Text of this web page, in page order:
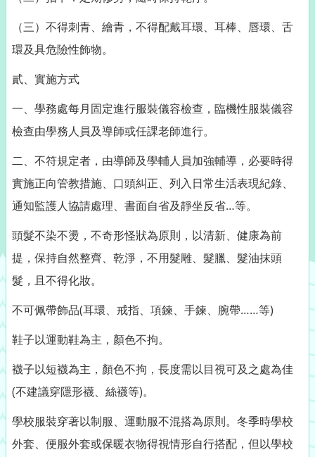
（三）不得刺青、繪青，不得配戴耳環、耳棒、唇環、舌
環及具危險性飾物。
貳、實施方式
一、學務處每月固定進行服裝儀容檢查，臨機性服裝儀容
檢查由學務人員及導師或任課老師進行。
二、不符規定者，由導師及學輔人員加強輔導，必要時得
實施正向管教措施、口頭糾正、列入日常生活表現紀錄、
通知監護人協請處理、書面自省及靜坐反省…等。
頭髮不染不燙，不奇形怪狀為原則，以清新、健康為前
提，保持自然整齊、乾淨，不用髮雕、髮臘、髮油抹頭
髮，且不得化妝。
不可佩帶飾品(耳環、戒指、項鍊、手鍊、腕帶……等)
鞋子以運動鞋為主，顏色不拘。
襪子以短襪為主，顏色不拘，長度需以目視可及之處為佳
(不建議穿隱形襪、絲襪等)。
學校服裝穿著以制服、運動服不混搭為原則。冬季時學校
外套、便服外套或保暖衣物得視情形自行搭配，但以學校